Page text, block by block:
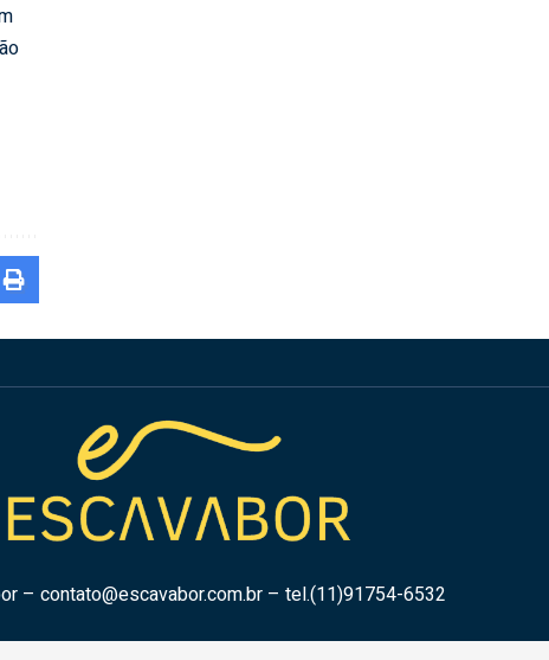
–contato@escavabor.com.br – tel.(11)91754-6532